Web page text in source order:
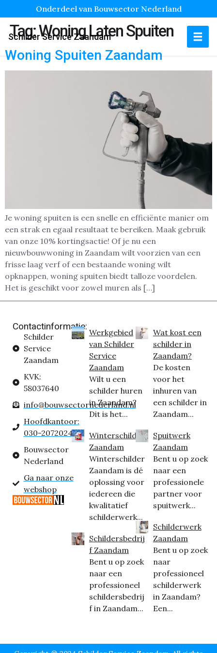
Onderdeel van Bouwsector Nederland
Schilder Service Zaandam
Tag:Woning Laten Spuiten
Woning Spuiten Zaandam
Je woning spuiten is een snelle en efficiënte manier om
een strak en egaal resultaat te bereiken. Maak gebruik
van onze 10% kortingsactie! Of je nu een
nieuwbouwwoning in Zaandam wilt voorzien van een
frisse laag verf of een bestaande woning wilt
opknappen, woning spuiten biedt talloze voordelen.
Het is geschikt voor zowel muren als […]
Contactinformatie:
Schilder
Service
Zaandam
KVK:
58037640
info@bouwsectornederland.nl
Hoofdkantoor:
030-2072024
Bouwsector
Nederland
Ga naar onze
webshop
Werkgebied
van Schilder
Service
Zaandam
Wilt u een
schilder huren
in Zaandam?
Dit is het...
Winterschilder
Zaandam
Winterschilder
Zaandam is dé
oplossing voor
iedereen die
kwalitatief
schilderwerk...
Schildersbedrij
f Zaandam
Bent u op zoek
naar een
professioneel
schildersbedrij
f in Zaandam...
Wat kost een
schilder in
Zaandam?
De kosten
voor het
inhuren van
een schilder in
Zaandam...
Spuitwerk
Zaandam
Bent u op zoek
naar een
professionele
partner voor
spuitwerk...
Schilderwerk
Zaandam
Bent u op zoek
naar
professioneel
schilderwerk
in Zaandam?
Een...